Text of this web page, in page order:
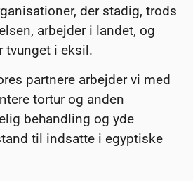
der stadig, trods
arbejder i landet, og
tvunget i eksil.
partnere arbejder vi med
tortur og anden
behandling og yde
til indsatte i egyptiske